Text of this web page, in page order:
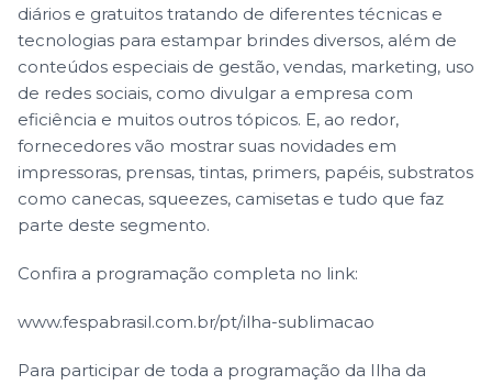
diários e gratuitos tratando de diferentes técnicas e
tecnologias para estampar brindes diversos, além de
conteúdos especiais de gestão, vendas, marketing, uso
de redes sociais, como divulgar a empresa com
eficiência e muitos outros tópicos. E, ao redor,
fornecedores vão mostrar suas novidades em
impressoras, prensas, tintas, primers, papéis, substratos
como canecas, squeezes, camisetas e tudo que faz
parte deste segmento.
Confira a programação completa no link:
www.fespabrasil.com.br/pt/ilha-sublimacao
Para participar de toda a programação da Ilha da